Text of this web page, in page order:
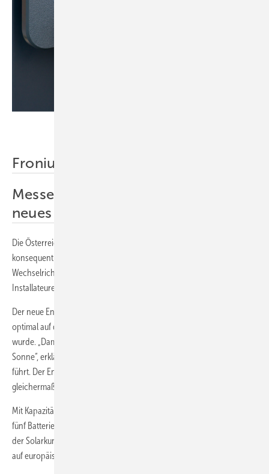
Fronius Inte rnational
Messe in München: Notstrom und
neues Speichersystem gezeigt
Die Österreicher setzen ihre Vision von 24 Stunden Sonne weiter
konsequent um. Mit dem neuen Speicher Reserva und den
Wechselrichtern Verto, Verto Plus sowie Argeno erhalten die
Installateure noch mehr Auswahl für ihre Kundinnen und Kunden.
Der neue Energiespeicher Fronius Reserva ist ein Speichersystem, das
optimal auf die Hybridwechselrichter von Fronius zugeschnitten
wurde. „Damit schließen wir die Lücke zu unserer Vision 24 Stunden
Sonne“, erklärt Harald Scherleitner, der bei Fronius das Solargeschäft
führt. Der Energiespeicher ist für private und gewerbliche Kunden
gleichermaßen geeignet.
Mit Kapazitäten von 6,3 bis 15,8 Kilowattstunden verteilt auf zwei bis
fünf Batteriemodule lässt sich der Speicher einfach an die Bedürfnisse
der Solarkunden anpassen. Die Betriebsdaten werden ausschließlich
auf europäischen Servern gespeichert.